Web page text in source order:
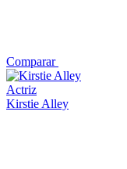
Comparar
Actriz
Kirstie Alley